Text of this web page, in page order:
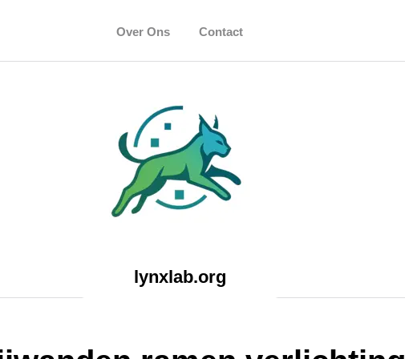
Over Ons Contact
lynxlab.org